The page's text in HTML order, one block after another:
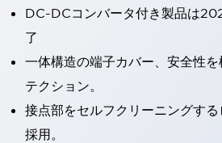
DC-DCコンバータ付き製品は
了
一体構造の端子カバー、安全性
テクション。
接点部をセルフクリーニングす
採用。